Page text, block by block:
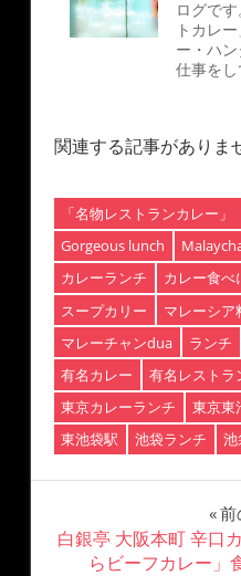
ログで
トカレ
ー・ハ
仕事をし
関連する記事がありま
「名物レストランカレー」
Gorgeous lunch
カレーランチ
カレー食べ
スープカリー
マレーシア
マレーチャンdua
ランチ
有名カレー
有名レストラ
東京カレーランチ
東京東
東池袋駅
池袋ランチ 池
前
白銀亭 大阪本町 辛口
らビーフカレー」